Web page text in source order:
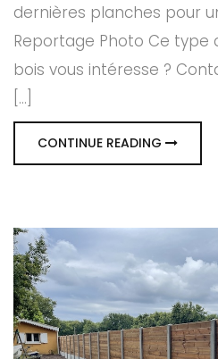
dernières planches pour
Reportage Photo Ce
bois vous intéresse ?
[...]
CONTINUE READING